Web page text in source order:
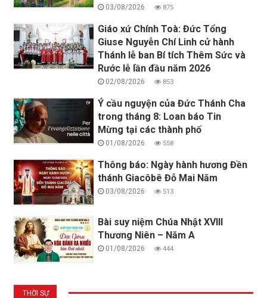
03/08/2026 875
Giáo xứ Chính Toà: Đức Tổng
Giuse Nguyễn Chí Linh cử hành
Thánh lễ ban Bí tích Thêm Sức và
Rước lễ lần đầu năm 2026
02/08/2026 853
Ý cầu nguyện của Đức Thánh Cha
trong tháng 8: Loan báo Tin
Mừng tại các thành phố
01/08/2026 558
Thông báo: Ngày hành hương Đền
thánh Giacôbê Đỗ Mai Năm
03/08/2026 513
Bài suy niệm Chúa Nhật XVIII
Thương Niên – Năm A
01/08/2026 444
THỜI SỰ